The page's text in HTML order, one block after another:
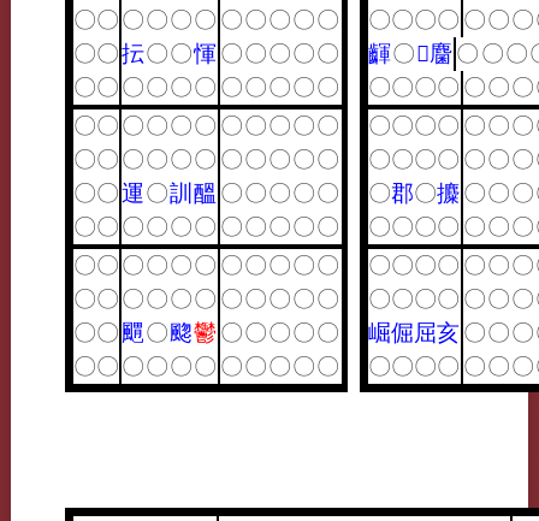
〇〇〇〇〇〇 〇〇〇〇〇
〇〇抎〇〇惲 〇〇〇〇〇
〇〇〇〇〇〇 〇〇〇〇〇
〇〇〇〇〇〇 〇〇〇〇〇
〇〇〇〇〇〇 〇〇〇〇〇
〇〇運〇訓 醞 〇〇〇〇〇
〇〇〇〇〇〇 〇〇〇〇〇
〇〇〇〇〇〇 〇〇〇〇〇
〇〇〇〇〇〇 〇〇〇〇〇
〇〇䬑〇䬍鬱 〇〇〇〇〇
〇〇〇〇〇〇 〇〇〇〇〇
〇〇〇〇 〇〇〇
齳〇𧼐麕 〇〇〇
〇〇〇〇 〇〇〇
〇〇〇〇 〇〇〇
〇〇〇〇 〇〇〇
〇郡〇攗 〇〇〇
〇〇〇〇 〇〇〇
〇〇〇〇 〇〇〇
〇〇〇〇 〇〇〇
崛倔屈亥 〇〇〇
〇〇〇〇 〇〇〇